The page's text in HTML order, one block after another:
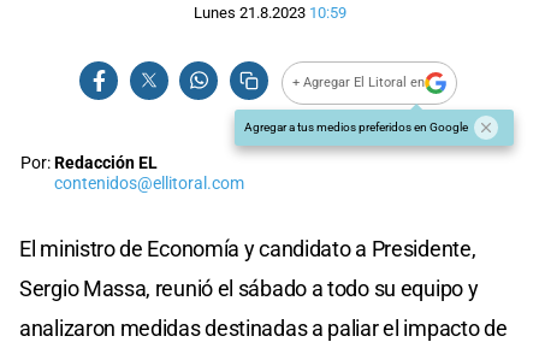
Lunes 21.8.2023 10:59
+ Agregar El Litoral en
Agregar a tus medios preferidos en Google
Por:Redacción EL
contenidos@ellitoral.com
El ministro de Economía y candidato a Presidente,
Sergio Massa, reunió el sábado a todo su equipo y
analizaron medidas destinadas a paliar el impacto de